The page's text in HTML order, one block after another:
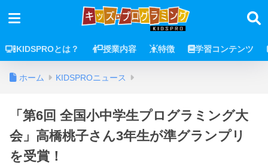
KIDSPROとは？ 授業内容 特徴 学習コンテンツ
ホーム KIDSPROニュース
「第6回 全国小中学生プログラミング大
会」高橋桃子さん3年生が準グランプリ
を受賞！